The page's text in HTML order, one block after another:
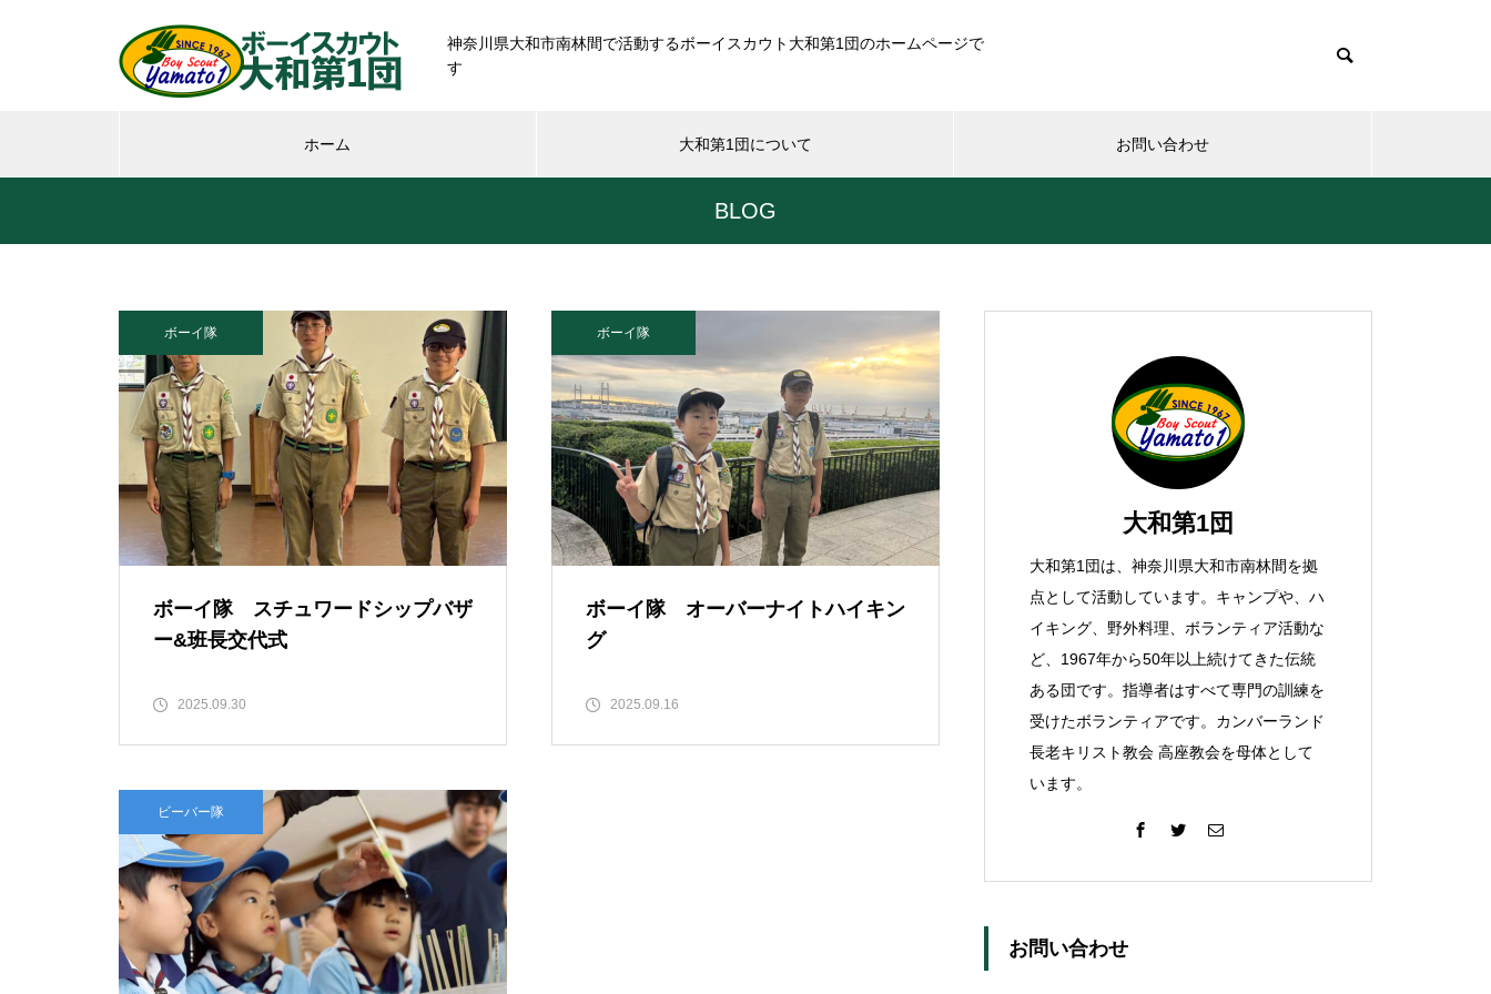
神奈川県大和市南林間で活動するボーイスカウト大和第1団のホームページで
す
ホーム 大和第1団について お問い合わせ
BLOG
ボーイ隊
ボーイ隊 スチュワードシップバザ
ー&班長交代式
2025.09.30
ボーイ隊
ボーイ隊 オーバーナイトハイキン
グ
2025.09.16
ビーバー隊
大和第1団
大和第1団は、神奈川県大和市南林間を拠
点として活動しています。キャンプや、ハ
イキング、野外料理、ボランティア活動な
ど、1967年から50年以上続けてきた伝統
ある団です。指導者はすべて専門の訓練を
受けたボランティアです。カンバーランド
長老キリスト教会 高座教会を母体として
います。
お問い合わせ